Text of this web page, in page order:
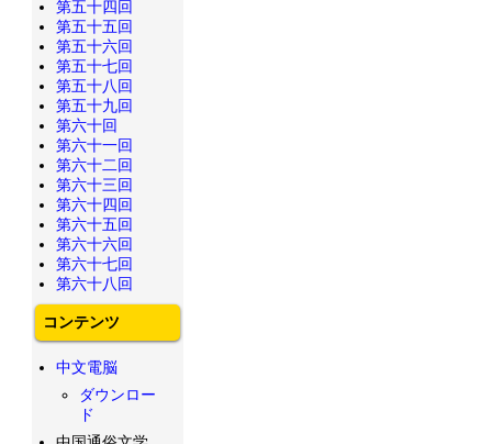
第五十四回
第五十五回
第五十六回
第五十七回
第五十八回
第五十九回
第六十回
第六十一回
第六十二回
第六十三回
第六十四回
第六十五回
第六十六回
第六十七回
第六十八回
コンテンツ
中文電脳
ダウンロー
ド